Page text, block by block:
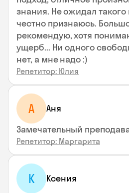
знания. Не ожидал такого
честно признаюсь.
рекомендую, хотя
ущерб... Ни одного
нет, а мне надо :)
Репетитор: Юлия
А Аня
Замечательный
Репетитор: Маргарита
К Ксения